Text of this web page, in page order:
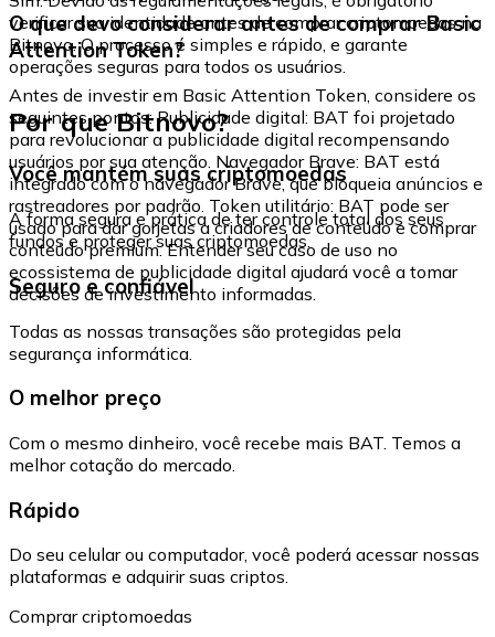
verificar sua identidade antes de comprar criptomoedas na
Bitnovo. O processo é simples e rápido, e garante
operações seguras para todos os usuários.
O que devo considerar antes de comprar Basic
Attention Token?
Antes de investir em Basic Attention Token, considere os
seguintes pontos: Publicidade digital: BAT foi projetado
para revolucionar a publicidade digital recompensando
usuários por sua atenção. Navegador Brave: BAT está
integrado com o navegador Brave, que bloqueia anúncios e
rastreadores por padrão. Token utilitário: BAT pode ser
usado para dar gorjetas a criadores de conteúdo e comprar
conteúdo premium. Entender seu caso de uso no
ecossistema de publicidade digital ajudará você a tomar
decisões de investimento informadas.
Por que Bitnovo?
Você mantém suas criptomoedas
A forma segura e prática de ter controle total dos seus
fundos e proteger suas criptomoedas.
Seguro e confiável
Todas as nossas transações são protegidas pela
segurança informática.
O melhor preço
Com o mesmo dinheiro, você recebe mais BAT. Temos a
melhor cotação do mercado.
Rápido
Do seu celular ou computador, você poderá acessar nossas
plataformas e adquirir suas criptos.
Comprar criptomoedas